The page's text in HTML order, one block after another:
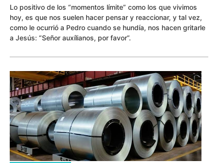
Lo positivo de los “momentos límite” como los que vivimos
hoy, es que nos suelen hacer pensar y reaccionar, y tal vez,
como le ocurrió a Pedro cuando se hundía, nos hacen gritarle
a Jesús: “Señor auxílianos, por favor”.